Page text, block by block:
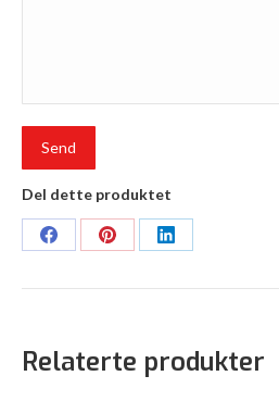
Del dette produktet
Share
Share
Share
Relaterte produkter